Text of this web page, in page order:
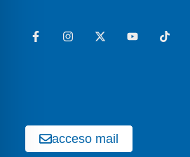
acceso mail